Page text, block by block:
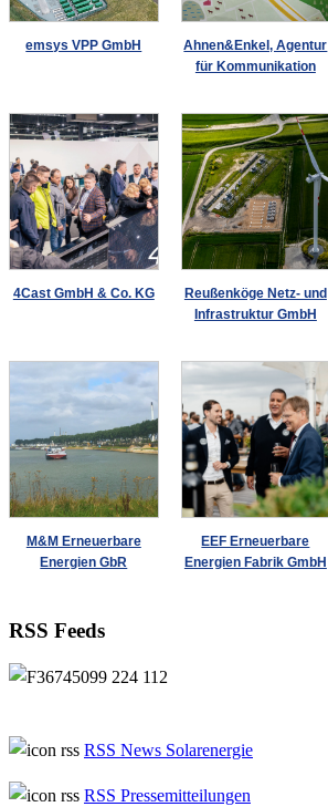
emsys VPP GmbH
Ahnen&Enkel, Agentur
für Kommunikation
4Cast GmbH & Co. KG
Reußenköge Netz- und
Infrastruktur GmbH
M&M Erneuerbare
Energien GbR
EEF Erneuerbare
Energien Fabrik GmbH
RSS Feeds
RSS News Solarenergie
RSS Pressemitteilungen